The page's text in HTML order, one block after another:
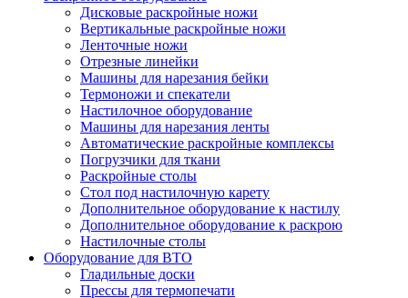
Дисковые раскройные ножи
Вертикальные раскройные ножи
Ленточные ножи
Отрезные линейки
Машины для нарезания бейки
Термоножи и спекатели
Настилочное оборудование
Машины для нарезания ленты
Автоматические раскройные комплексы
Погрузчики для ткани
Раскройные столы
Стол под настилочную карету
Дополнительное оборудование к настилу
Дополнительное оборудование к раскрою
Настилочные столы
Оборудование для ВТО
Гладильные доски
Прессы для термопечати